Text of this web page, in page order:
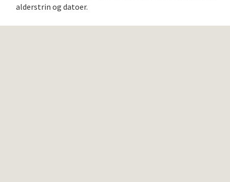
alderstrin og datoer.